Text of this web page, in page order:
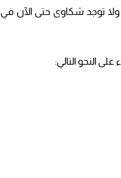
ولا توجد شكاوى حتى الآن في